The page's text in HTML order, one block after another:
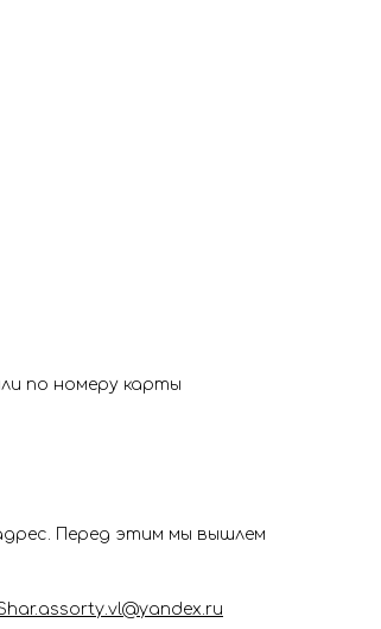
по номеру карты
Перед этим мы вышлем